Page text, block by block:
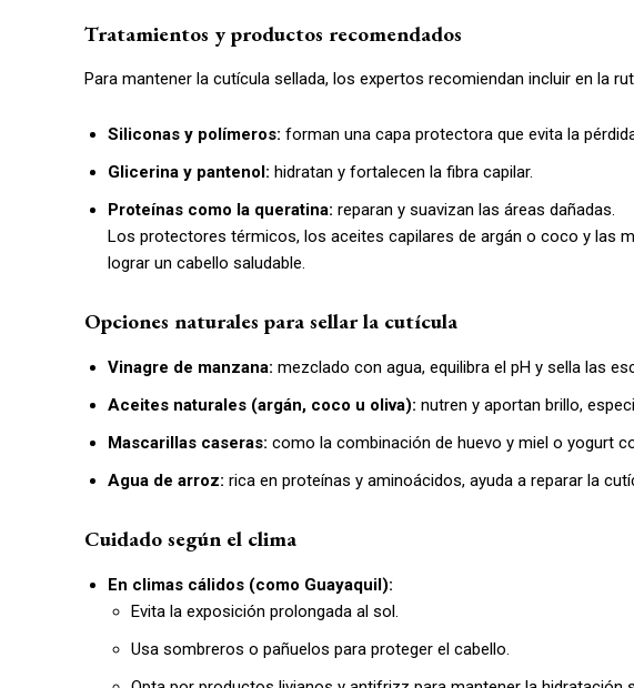
Tratamientos y productos recomendados
Para mantener la cutícula sellada, los expertos recomiendan incluir en la
Siliconas y polímeros: forman una capa protectora que evita la
Glicerina y pantenol: hidratan y fortalecen la fibra capilar.
Proteínas como la queratina: reparan y suavizan las áreas dañadas.
Los protectores térmicos, los aceites capilares de argán o coco y las
lograr un cabello saludable.
Opciones naturales para sellar la cutícula
Vinagre de manzana: mezclado con agua, equilibra el pH y sella las
Aceites naturales (argán, coco u oliva): nutren y aportan brillo,
Mascarillas caseras: como la combinación de huevo y miel o yogurt
Agua de arroz: rica en proteínas y aminoácidos, ayuda a reparar la
Cuidado según el clima
En climas cálidos (como Guayaquil):
Evita la exposición prolongada al sol.
Usa sombreros o pañuelos para proteger el cabello.